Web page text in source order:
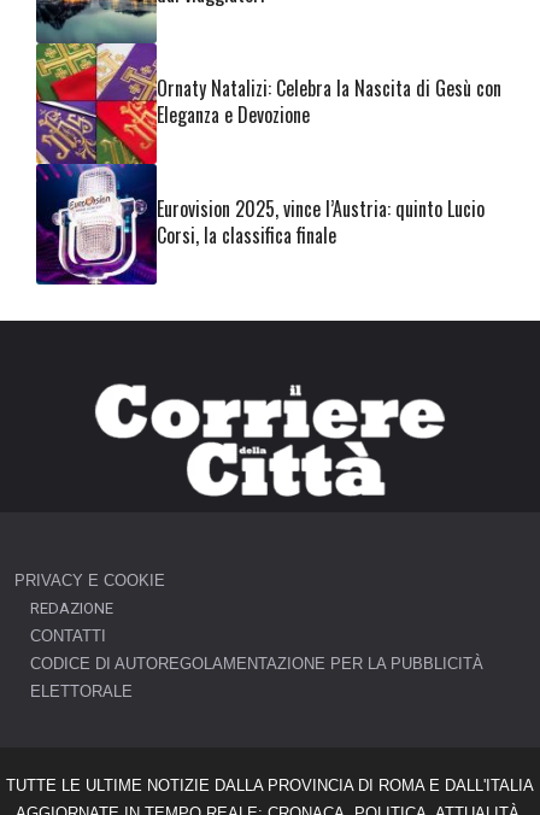
Ornaty Natalizi: Celebra la Nascita di Gesù con
Eleganza e Devozione
Eurovision 2025, vince l’Austria: quinto Lucio
Corsi, la classifica finale
PRIVACY E COOKIE
REDAZIONE
CONTATTI
CODICE DI AUTOREGOLAMENTAZIONE PER LA PUBBLICITÀ
ELETTORALE
TUTTE LE ULTIME NOTIZIE DALLA PROVINCIA DI ROMA E DALL'ITALIA